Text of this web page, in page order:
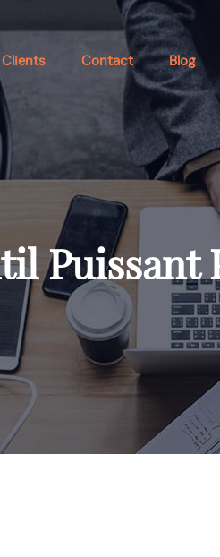
Clients Contact Blog
Puissant